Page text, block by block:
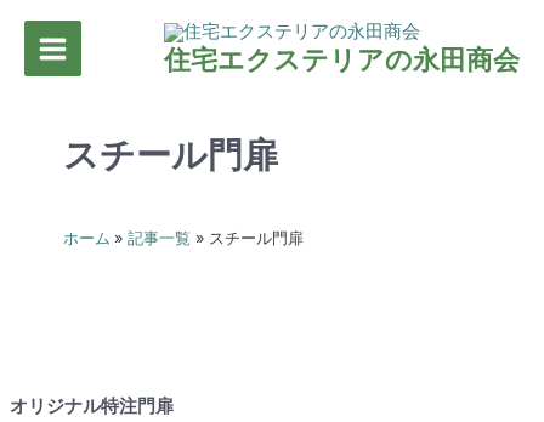
Main
住宅エクステリアの永田商会
スチール門扉
ホーム 記事一覧 スチール門扉
オリジナル特注門扉